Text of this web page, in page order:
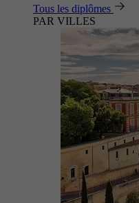
Tous les diplômes
PAR VILLES